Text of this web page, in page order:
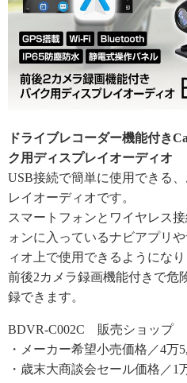
ドライブレコーダー機能付き
ク用ディスプレイオーディオ
USB接続で簡単に使用できる
レイオーディオです。
スマートフォンとワイヤレス
ォンに入っているナビアプリ
ィオ上で使用できるようになり
前後2カメラ録画機能付きで危
録できます。
BDVR-C002C 販売ショップ
・メーカー希望小売価格／4万
・歳末大商談会セール価格／1